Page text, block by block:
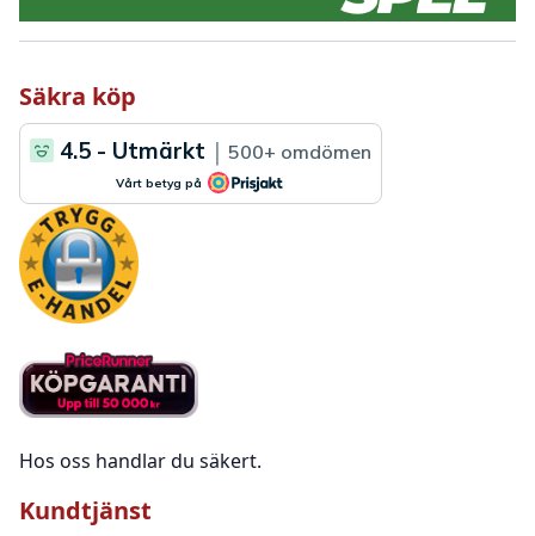
Säkra köp
Hos oss handlar du säkert.
Kundtjänst